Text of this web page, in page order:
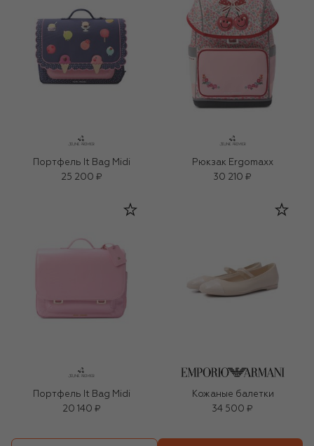
Портфель It Bag Midi
25 200 ₽
Рюкзак Ergomaxx
30 210 ₽
Портфель It Bag Midi
20 140 ₽
Кожаные балетки
34 500 ₽